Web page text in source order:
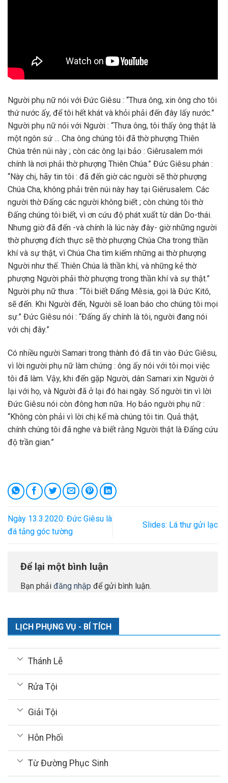
Người phụ nữ nói với Đức Giêsu : “Thưa ông, xin ông cho tôi
thứ nước ấy, để tôi hết khát và khỏi phải đến đây lấy nước.”
Người phụ nữ nói với Người : “Thưa ông, tôi thấy ông thật là
một ngôn sứ … Cha ông chúng tôi đã thờ phượng Thiên
Chúa trên núi này ; còn các ông lại bảo : Giêrusalem mới
chính là nơi phải thờ phượng Thiên Chúa.” Đức Giêsu phán :
“Này chị, hãy tin tôi : đã đến giờ các người sẽ thờ phượng
Chúa Cha, không phải trên núi này hay tại Giêrusalem. Các
người thờ Đấng các người không biết ; còn chúng tôi thờ
Đấng chúng tôi biết, vì ơn cứu độ phát xuất từ dân Do-thái.
Nhưng giờ đã đến -và chính là lúc này đây- giờ những người
thờ phượng đích thực sẽ thờ phượng Chúa Cha trong thần
khí và sự thật, vì Chúa Cha tìm kiếm những ai thờ phượng
Người như thế. Thiên Chúa là thần khí, và những kẻ thờ
phượng Người phải thờ phượng trong thần khí và sự thật.”
Người phụ nữ thưa : “Tôi biết Đấng Mêsia, gọi là Đức Kitô,
sẽ đến. Khi Người đến, Người sẽ loan báo cho chúng tôi mọi
sự.” Đức Giêsu nói : “Đấng ấy chính là tôi, người đang nói
với chị đây.”
Có nhiều người Samari trong thành đó đã tin vào Đức Giêsu,
vì lời người phụ nữ làm chứng : ông ấy nói với tôi mọi việc
tôi đã làm. Vậy, khi đến gặp Người, dân Samari xin Người ở
lại với họ, và Người đã ở lại đó hai ngày. Số người tin vì lời
Đức Giêsu nói còn đông hơn nữa. Họ bảo người phụ nữ :
“Không còn phải vì lời chị kể mà chúng tôi tin. Quả thật,
chính chúng tôi đã nghe và biết rằng Người thật là Đấng cứu
độ trần gian.”
Ngày 13.3.2020: Đức Giêsu là
đá tảng góc tường
Slides: Lá thư gửi lạc
Để lại một bình luận
Bạn phải đăng nhập để gửi bình luận.
LỊCH PHỤNG VỤ - BÍ TÍCH
Thánh Lễ
Rửa Tội
Giải Tội
Hôn Phối
Từ Đường Phục Sinh